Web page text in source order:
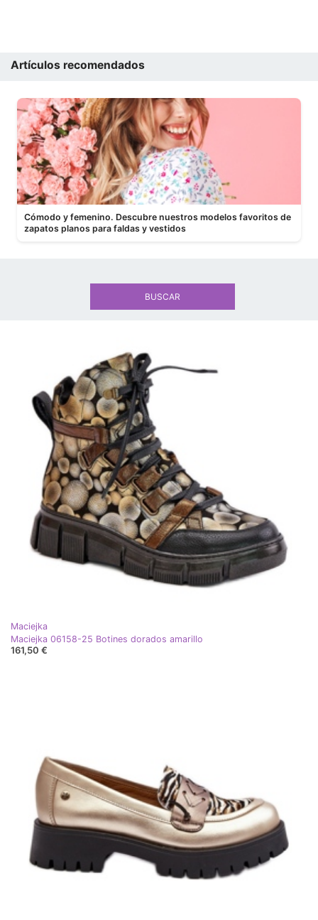
Artículos recomendados
Cómodo y femenino. Descubre nuestros modelos favoritos de
zapatos planos para faldas y vestidos
Maciejka
Maciejka 06158-25 Botines dorados amarillo
161,50 €
BUSCAR